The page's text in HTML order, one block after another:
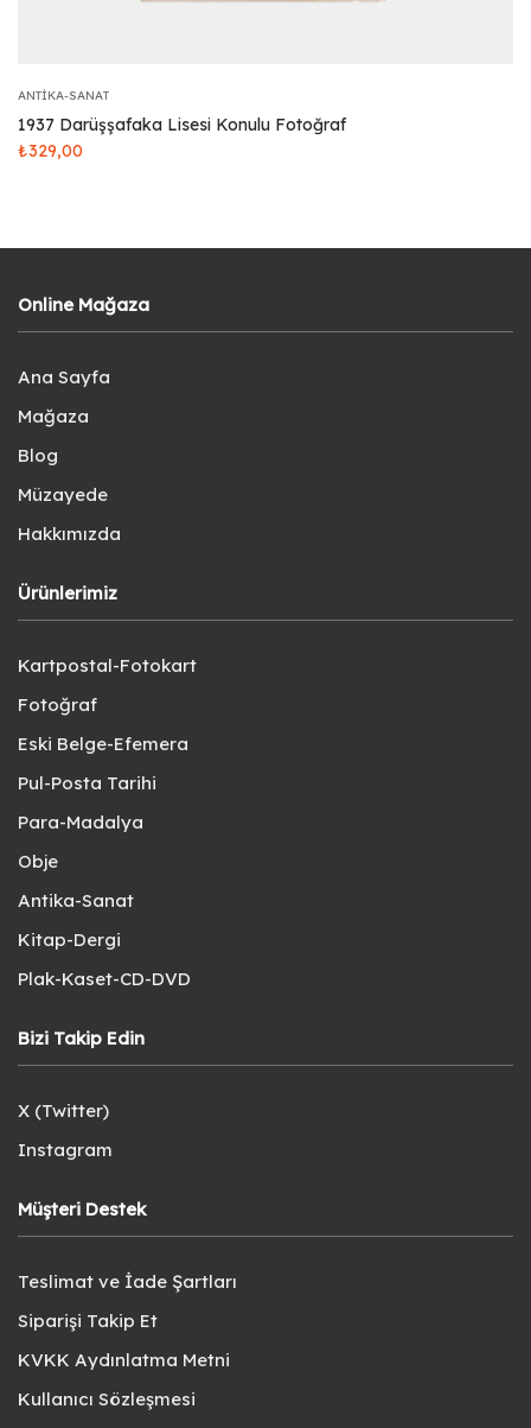
ANTIKA-SANAT
1937 Darüşşafaka Lisesi Konulu Fotoğraf
₺329,00
Online Mağaza
Ana Sayfa
Mağaza
Blog
Müzayede
Hakkımızda
Ürünlerimiz
Kartpostal-Fotokart
Fotoğraf
Eski Belge-Efemera
Pul-Posta Tarihi
Para-Madalya
Obje
Antika-Sanat
Kitap-Dergi
Plak-Kaset-CD-DVD
Bizi Takip Edin
X (Twitter)
Instagram
Müşteri Destek
Teslimat ve İade Şartları
Siparişi Takip Et
KVKK Aydınlatma Metni
Kullanıcı Sözleşmesi